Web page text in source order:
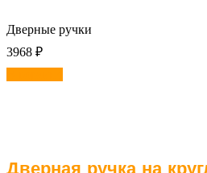
Дверные ручки
3968 ₽